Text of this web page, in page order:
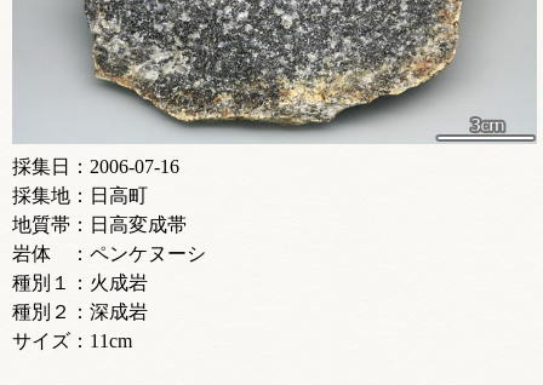
採集日：2006-07-16
採集地：日高町
地質帯：日高変成帯
岩体 ：ペンケヌーシ
種別１：火成岩
種別２：深成岩
サイズ：11cm